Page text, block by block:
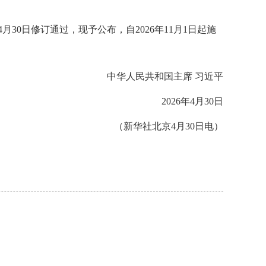
30日修订通过，现予公布，自2026年11月1日起施
中华人民共和国主席 习近平
2026年4月30日
（新华社北京4月30日电）